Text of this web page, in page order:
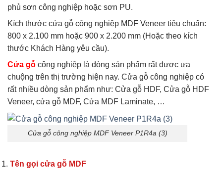
phủ sơn công nghiệp hoặc sơn PU.
Kích thước cửa gỗ công nghiệp MDF Veneer tiêu chuẩn:
800 x 2.100 mm hoặc 900 x 2.200 mm (Hoặc theo kích
thước Khách Hàng yêu cầu).
Cửa gỗ công nghiệp là dòng sản phẩm rất được ưa
chuộng trên thị trường hiện nay. Cửa gỗ công nghiệp có
rất nhiều dòng sản phẩm như: Cửa gỗ HDF, Cửa gỗ HDF
Veneer, cửa gỗ MDF, Cửa MDF Laminate, …
Cửa gỗ công nghiệp MDF Veneer P1R4a (3)
Tên gọi cửa gỗ MDF